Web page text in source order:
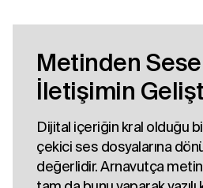
Metinden
İletişimin
Dijital içeriğin kral olduğu
çekici ses dosyalarına
değerlidir. Arnavutça